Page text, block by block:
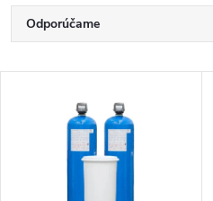
R
a
Odporúčame
Najpredávanejšie